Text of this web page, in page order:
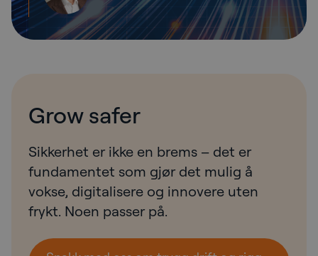
Grow safer
Sikkerhet er ikke en brems – det er
fundamentet som gjør det mulig å
vokse, digitalisere og innovere uten
frykt. Noen passer på.